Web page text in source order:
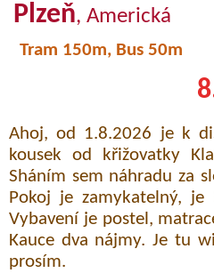
Plzeň, Americká
Tram 150m, Bus 50m
Ahoj, od 1.8.2026 je k
kousek od křižovatky
Sháním sem náhradu za
Pokoj je zamykatelný,
Vybavení je postel,
Kauce dva nájmy. Je tu
prosím.